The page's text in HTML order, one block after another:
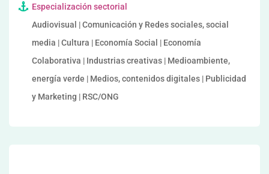
Especialización sectorial
Audiovisual | Comunicación y Redes sociales, social
media | Cultura | Economía Social | Economía
Colaborativa | Industrias creativas | Medioambiente,
energía verde | Medios, contenidos digitales | Publicidad
y Marketing | RSC/ONG